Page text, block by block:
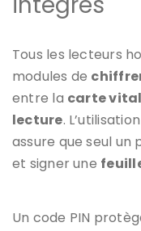
Tous les lecteurs
modules de
entre la carte
lecture.
assure que seul
et signer une
Un code PIN